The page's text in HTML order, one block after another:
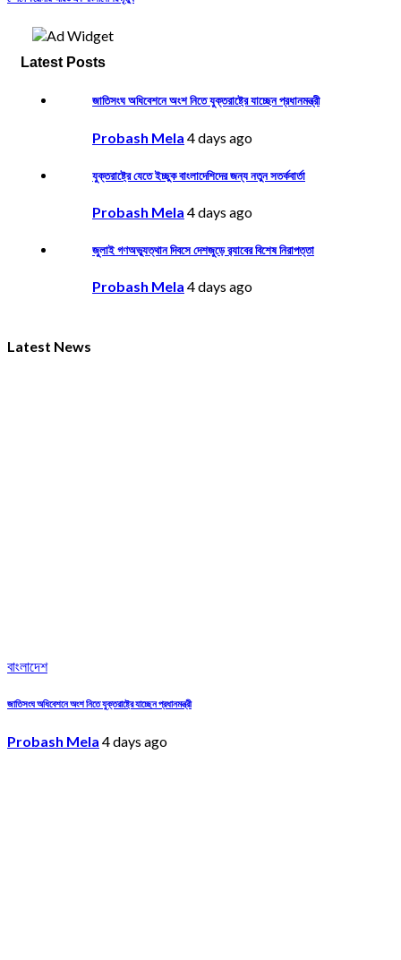
Latest Posts
জাতিসংঘ অধিবেশনে অংশ নিতে যুক্তরাষ্ট্রে যাচ্ছেন প্রধানমন্ত্রী
Probash Mela 4 days ago
যুক্তরাষ্ট্রে যেতে ইচ্ছুক বাংলাদেশিদের জন্য নতুন সতর্কবার্তা
Probash Mela 4 days ago
জুলাই গণঅভ্যুত্থান দিবসে দেশজুড়ে র‌্যাবের বিশেষ নিরাপত্তা
Probash Mela 4 days ago
Latest News
বাংলাদেশ
জাতিসংঘ অধিবেশনে অংশ নিতে যুক্তরাষ্ট্রে যাচ্ছেন প্রধানমন্ত্রী
Probash Mela 4 days ago